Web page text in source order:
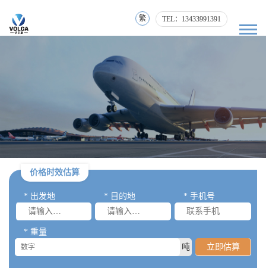
TEL：13433991391
繁
价格时效估算
* 出发地 * 目的地 * 手机号
* 重量
吨
立即估算